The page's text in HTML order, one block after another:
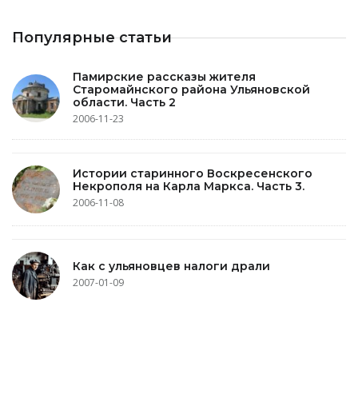
Популярные статьи
Памирские рассказы жителя
Старомайнского района Ульяновской
области. Часть 2
2006-11-23
Истории старинного Воскресенского
Некрополя на Карла Маркса. Часть 3.
2006-11-08
Как с ульяновцев налоги драли
2007-01-09